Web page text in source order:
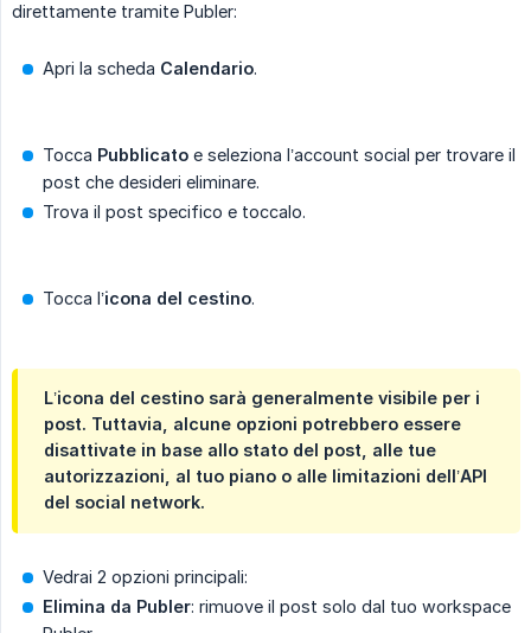
direttamente tramite Publer:
Apri la scheda Calendario.
Tocca Pubblicato e seleziona l’account social per trovare il
post che desideri eliminare.
Trova il post specifico e toccalo.
Tocca l’icona del cestino.
L’icona del cestino sarà generalmente visibile per i
post. Tuttavia, alcune opzioni potrebbero essere
disattivate in base allo stato del post, alle tue
autorizzazioni, al tuo piano o alle limitazioni dell’API
del social network.
Vedrai 2 opzioni principali:
Elimina da Publer: rimuove il post solo dal tuo workspace